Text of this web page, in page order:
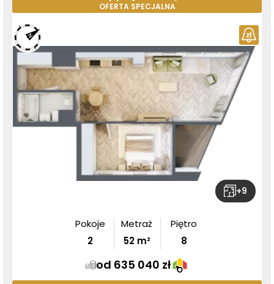
OFERTA SPECJALNA
+9
Pokoje
2
Metraż
52m²
Piętro
8
od 635 040 zł